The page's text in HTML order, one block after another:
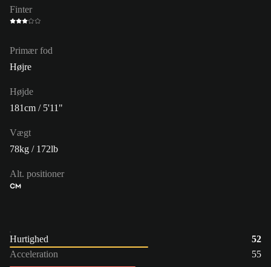
Finter
Primær fod
Højre
Højde
181cm / 5'11"
Vægt
78kg / 172lb
Alt. positioner
CM
Hurtighed
52
Acceleration
55